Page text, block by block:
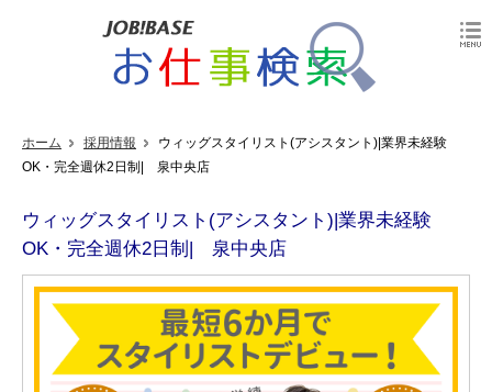
ホーム 採用情報
ウィッグスタイリスト(アシスタント)|業界未経験
OK・完全週休2日制| 泉中央店
ウィッグスタイリスト(アシスタント)|業界未経験
OK・完全週休2日制| 泉中央店